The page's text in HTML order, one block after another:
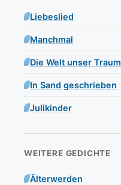
Liebeslied
Manchmal
Die Welt unser Traum
In Sand geschrieben
Julikinder
WEITERE GEDICHTE
Älterwerden